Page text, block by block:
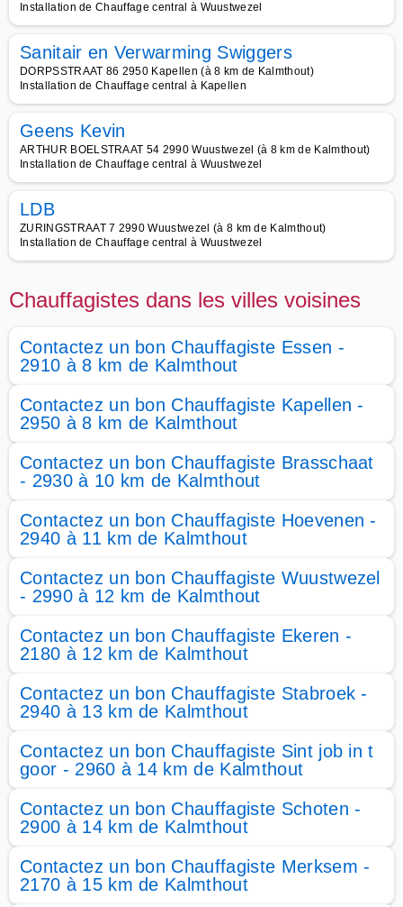
Installation de Chauffage central à Wuustwezel
Sanitair en Verwarming Swiggers
DORPSSTRAAT 86 2950 Kapellen (à 8 km de Kalmthout)
Installation de Chauffage central à Kapellen
Geens Kevin
ARTHUR BOELSTRAAT 54 2990 Wuustwezel (à 8 km de Kalmthout)
Installation de Chauffage central à Wuustwezel
LDB
ZURINGSTRAAT 7 2990 Wuustwezel (à 8 km de Kalmthout)
Installation de Chauffage central à Wuustwezel
Chauffagistes dans les villes voisines
Contactez un bon Chauffagiste Essen -
2910 à 8 km de Kalmthout
Contactez un bon Chauffagiste Kapellen -
2950 à 8 km de Kalmthout
Contactez un bon Chauffagiste Brasschaat
- 2930 à 10 km de Kalmthout
Contactez un bon Chauffagiste Hoevenen -
2940 à 11 km de Kalmthout
Contactez un bon Chauffagiste Wuustwezel
- 2990 à 12 km de Kalmthout
Contactez un bon Chauffagiste Ekeren -
2180 à 12 km de Kalmthout
Contactez un bon Chauffagiste Stabroek -
2940 à 13 km de Kalmthout
Contactez un bon Chauffagiste Sint job in t
goor - 2960 à 14 km de Kalmthout
Contactez un bon Chauffagiste Schoten -
2900 à 14 km de Kalmthout
Contactez un bon Chauffagiste Merksem -
2170 à 15 km de Kalmthout